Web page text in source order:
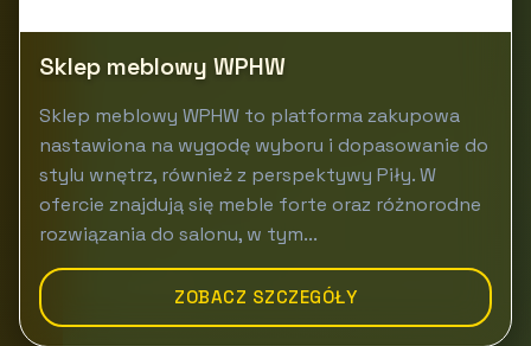
Sklep meblowy WPHW
Sklep meblowy WPHW to platforma zakupowa
nastawiona na wygodę wyboru i dopasowanie do
stylu wnętrz, również z perspektywy Piły. W
ofercie znajdują się meble forte oraz różnorodne
rozwiązania do salonu, w tym...
ZOBACZ SZCZEGÓŁY